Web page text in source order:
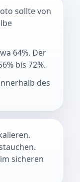
sollte von
64%. Der
bis 72%.
des
sicheren